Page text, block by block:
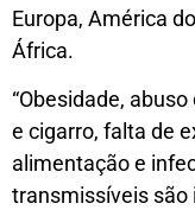
Europa, América
África.
“Obesidade,
e cigarro, falta de
alimentação e
transmissíveis são